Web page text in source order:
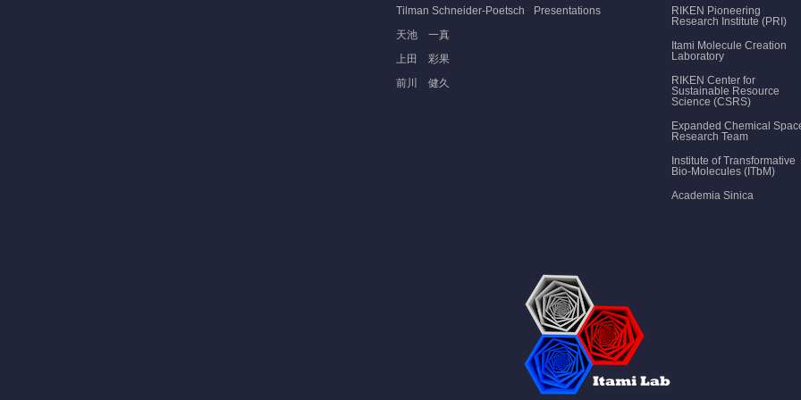
Tilman Schneider-Poetsch
天池 一真
上田 彩果
前川 健久
Presentations
RIKEN Pioneering
Research Institute (PRI)
Itami Molecule Creation
Laboratory
RIKEN Center for
Sustainable Resource
Science (CSRS)
Expanded Chemical
Research Team
Institute of Transformative
Bio-Molecules (ITbM)
Academia Sinica